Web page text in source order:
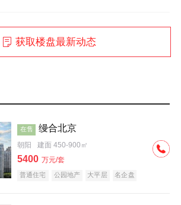
获取楼盘最新动态
在售 缦合北京
朝阳 建面 450-900㎡
5400 万元/套
普通住宅 公园地产 大平层 名企盘